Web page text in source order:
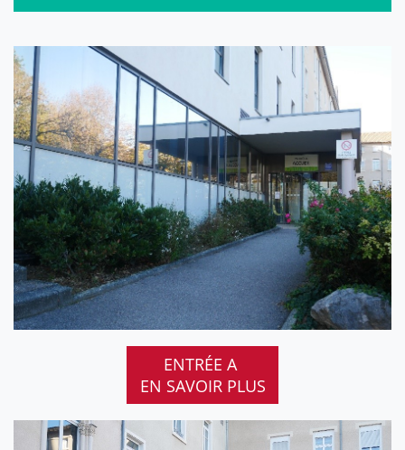
ENTRÉE A
EN SAVOIR PLUS